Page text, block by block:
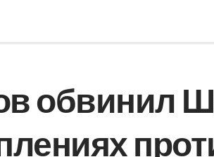
обвинил